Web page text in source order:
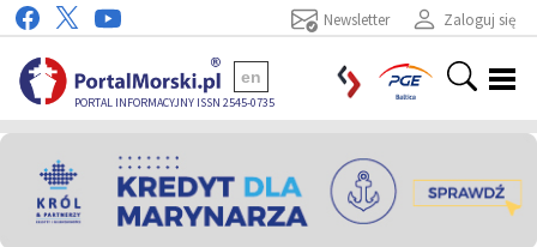
Zaloguj się
Newsletter
PORTAL INFORMACYJNY ISSN 2545-0735
en